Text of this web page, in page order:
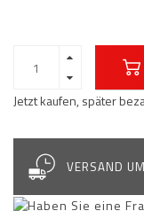
Jetzt kaufen, später
VERSAND